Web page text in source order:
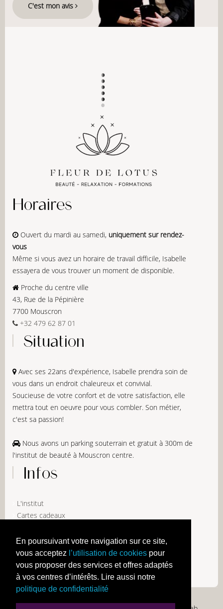
En poursuivant votre navigation sur ce site,
vous acceptez l’utilisation de cookies pour
vous proposer des services et offres adaptés
à vos centres d’intérêts. Lire aussi notre
politique de confidentialité
C'est mon avis
Horaires
Ouvert du mardi au samedi, uniquement sur rendez-
vous
Même si vous avez un horaire de travail difficile, Isabelle
essayera de vous trouver un moment de disponible.
Proche du centre ville
43, Rue de la Pépinière
7700 Mouscron
+32 479 62 87 01
Situation
Avec ses 22ans d'expérience, Isabelle prendra soin de
vous dans un endroit chaleureux et convivial.
Soucieuse de votre confort et de votre satisfaction, elle
mettra tout en oeuvre pour vous combler. Son métier,
c'est sa passion!
Nous avons un parking souterrain et gratuit à 300m de
l'institut de beauté à Mouscron centre.
Infos
L'institut
Cartes cadeaux
Politique de confidentialité
Mentions Cookies